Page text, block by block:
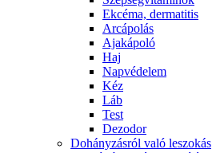
Ekcéma, dermatitis
Arcápolás
Ajakápoló
Haj
Napvédelem
Kéz
Láb
Test
Dezodor
Dohányzásról való leszokás